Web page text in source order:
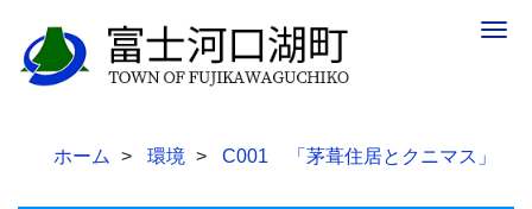
ホーム 環境 C001 「茅葺住居とクニマス」